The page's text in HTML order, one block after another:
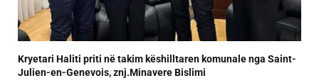
Kryetari Haliti priti në takim këshilltaren komunale nga Saint-
Julien-en-Genevois, znj.Minavere Bislimi